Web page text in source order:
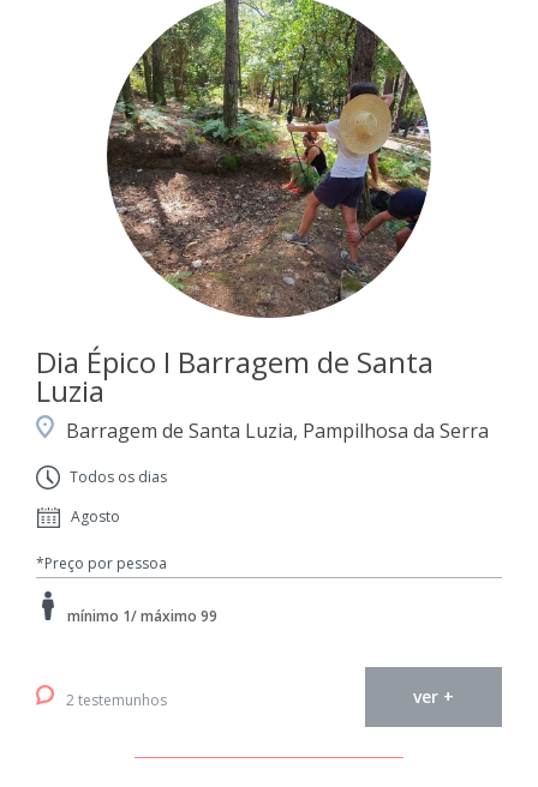
Dia Épico I Barragem de Santa
Luzia
Barragem de Santa Luzia, Pampilhosa da Serra
Todos os dias
Agosto
*Preço por pessoa
mínimo 1/ máximo 99
2 testemunhos ver +